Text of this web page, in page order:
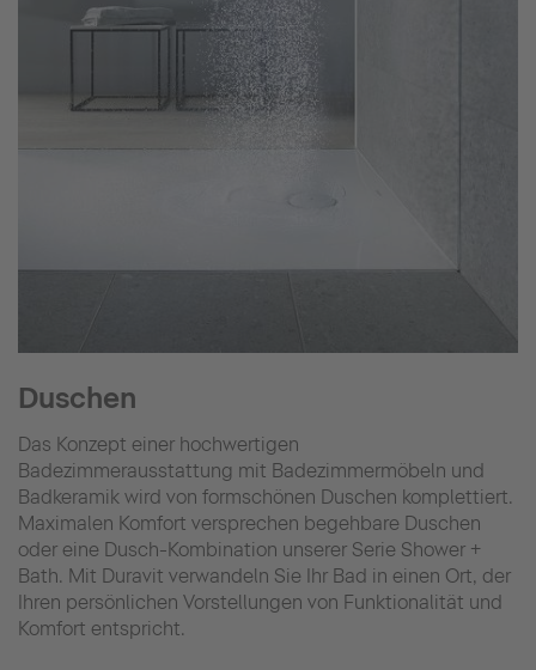
Duschen
Das Konzept einer hochwertigen
Badezimmerausstattung mit Badezimmermöbeln und
Badkeramik wird von formschönen Duschen komplettiert.
Maximalen Komfort versprechen begehbare Duschen
oder eine Dusch-Kombination unserer Serie Shower +
Bath. Mit Duravit verwandeln Sie Ihr Bad in einen Ort, der
Ihren persönlichen Vorstellungen von Funktionalität und
Komfort entspricht.